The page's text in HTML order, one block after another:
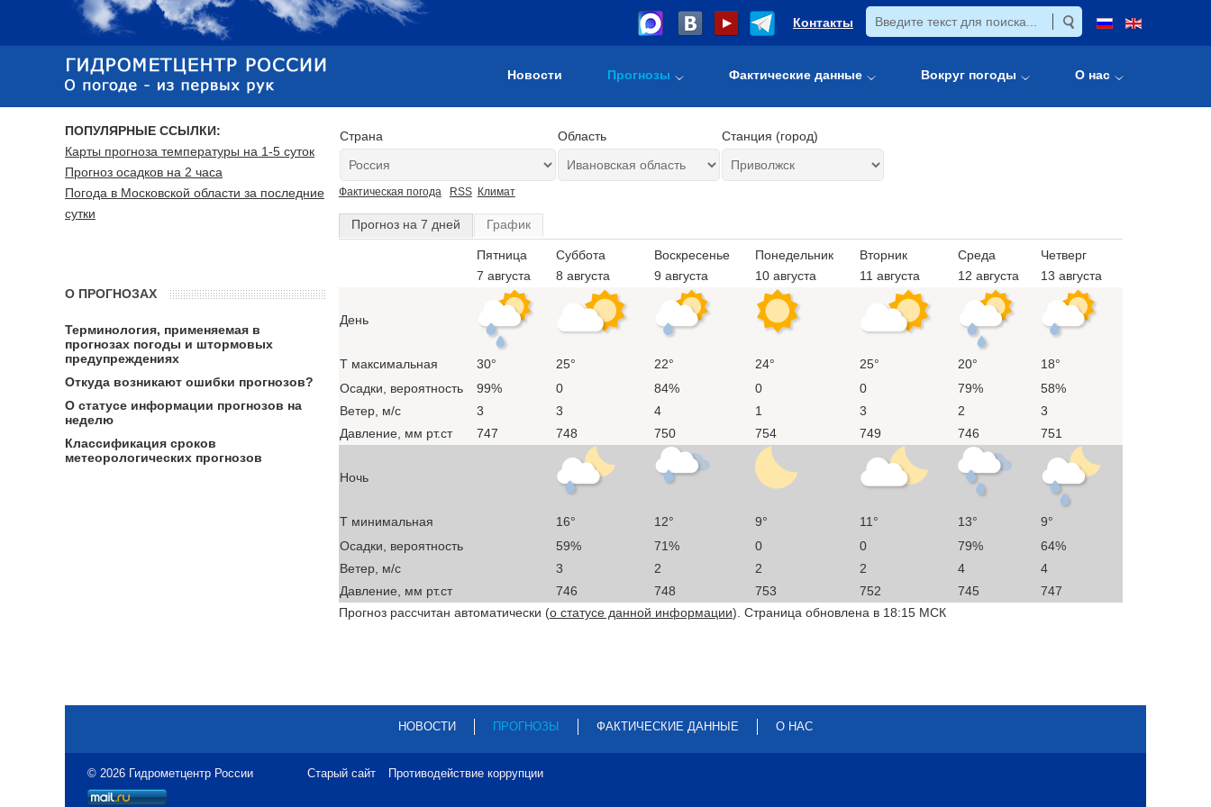
Контакты
Новости Прогнозы Фактические данные Вокруг погоды О нас
Страна Область Станция (город)
Фактическая погода RSS Климат
Прогноз на 7 дней График
Пятница
7 августа
Суббота
8 августа
Воскресенье
9 августа
Понедельник
10 августа
Вторник
11 августа
Среда
12 августа
Четверг
13 августа
День
T максимальная 30° 25° 22° 24° 25° 20°
18°
Осадки, вероятность
99% 0 84% 0 0 79%
58%
Ветер, м/с
3 3 4 1 3 2
3
Давление, мм рт.ст
747 748 750 754 749 746 751
Ночь
T минимальная 16° 12° 9° 11° 13°
9°
Осадки, вероятность
59% 71% 0 0 79%
64%
Ветер, м/с
3 2 2 2 4
4
Давление, мм рт.ст
746 748 753 752 745
747
Прогноз рассчитан автоматически (о статусе данной информации). Страница обновлена в 18:15 МСК
ПОПУЛЯРНЫЕ ССЫЛКИ:
Карты прогноза температуры на 1-5 суток
Прогноз осадков на 2 часа
Погода в Московской области за последние
сутки
О ПРОГНОЗАХ
Терминология, применяемая в
прогнозах погоды и штормовых
предупреждениях
Откуда возникают ошибки прогнозов?
О статусе информации прогнозов на
неделю
Классификация сроков
метеорологических прогнозов
НОВОСТИ ПРОГНОЗЫ ФАКТИЧЕСКИЕ ДАННЫЕ О НАС
© 2026 Гидрометцентр России Старый сайт Противодействие коррупции